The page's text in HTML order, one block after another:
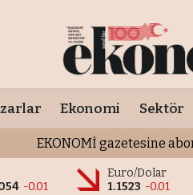
Ekonomi Sektör
EKONOMİ gazetesine
-0.01
Euro/Dolar
1.1523 -0.01